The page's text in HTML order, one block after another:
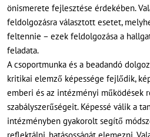
önismerete fejlesztése érdekében.
feldolgozásra választott esetet,
feltennie – ezek feldolgozása a
feladata.
A csoportmunka és a beadandó
kritikai elemző képessége fejlődik,
emberi és az intézményi működések
szabályszerűségeit. Képessé válik a
intézményben gyakorolt segítő